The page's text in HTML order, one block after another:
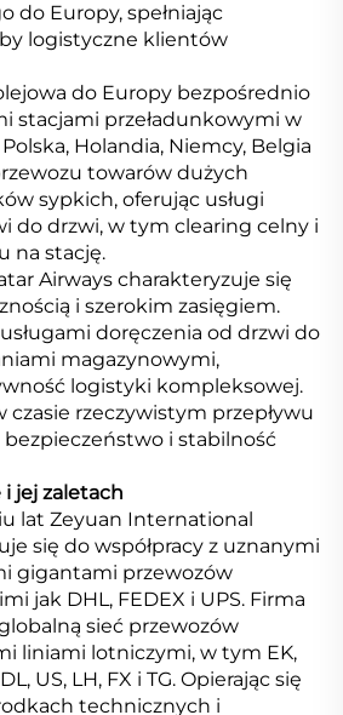
do Europy, spełniając
logistyczne klientów
do Europy bezpośrednio
stacjami przeładunkowymi w
Holandia, Niemcy, Belgia
towarów dużych
sypkich, oferując usługi
do drzwi, w tym clearing celny i
na stację.
Airways charakteryzuje się
i szerokim zasięgiem.
doręczenia od drzwi do
magazynowymi,
logistyki kompleksowej.
rzeczywistym przepływu
i stabilność
jej zaletach
lat Zeyuan International
się do współpracy z uznanymi
gigantami przewozów
jak DHL, FEDEX i UPS. Firma
sieć przewozów
liniami lotniczymi, w tym EK,
US, LH, FX i TG. Opierając się
technicznych i